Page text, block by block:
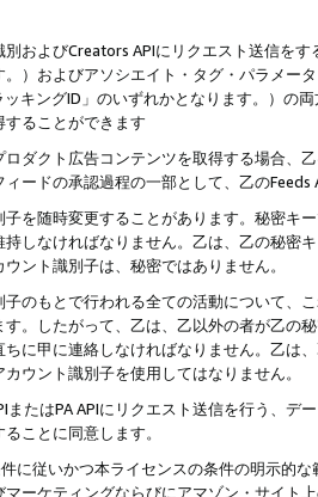
およびCreators APIにリクエスト送信を
。）およびアソシエイト・タグ・パラメー
キングID」のいずれかとなります。）の
ることができます
ダクト広告コンテンツを取得する場合、
ードの承認過程の一部として、乙の
を随時変更することがあります。秘密キ
しなければなりません。乙は、乙の秘密
ント識別子は、秘密ではありません。
のもとで行われる全ての活動について、
。したがって、乙は、乙以外の者が乙の
ちに甲に連絡しなければなりません。乙は
ウント識別子を使用してはなりません。
たはPA APIにリクエスト送信を行う、デ
ことに同意します。
に従いかつ本ライセンスの条件の明示的
ーケティングならびにアマゾン・サイト